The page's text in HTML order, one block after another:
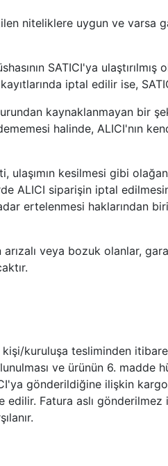
niteliklere uygun ve varsa
SATICI'ya
iptal edilir ise,
kaynaklanmayan bir
halinde, ALICI'nın
kesilmesi gibi
ALICI siparişin iptal
ertelenmesi haklarından
veya bozuk olanlar,
kuruluşa tesliminden
ve ürünün 6. madde
gönderildiğine ilişkin
Fatura aslı